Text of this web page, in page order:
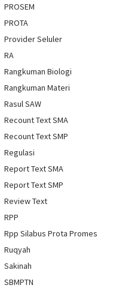
PROSEM
PROTA
Provider Seluler
RA
Rangkuman Biologi
Rangkuman Materi
Rasul SAW
Recount Text SMA
Recount Text SMP
Regulasi
Report Text SMA
Report Text SMP
Review Text
RPP
Rpp Silabus Prota Promes
Ruqyah
Sakinah
SBMPTN